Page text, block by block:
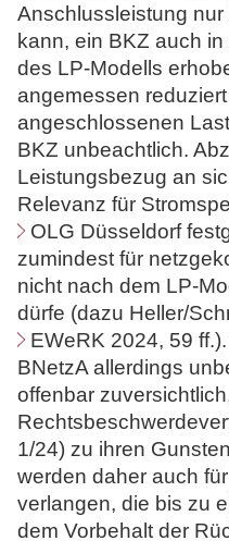
Anschlussleistung
kann, ein BKZ auch
des LP-Modells
angemessen
angeschlossenen
BKZ unbeachtlich.
Leistungsbezug an
Relevanz für
OLG Düsseldorf
zumindest für
nicht nach dem LP-
dürfe (dazu Heller/
EWeRK 2024, 59
BNetzA allerdings
offenbar
1/24) zu ihren
werden daher auch
verlangen, die bis zu
dem Vorbehalt der